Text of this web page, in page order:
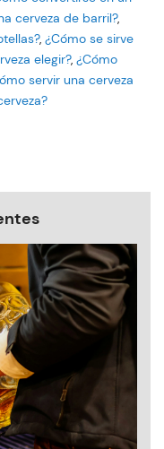
cerveza de barril?,
, ¿Cómo se sirve
elegir?, ¿Cómo
servir una cerveza